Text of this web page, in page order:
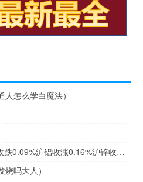
怎么学白魔法）
国际铜夜盘收跌0.25%沪铜收跌0.09%沪铝收涨0.16%沪锌收跌0.55%沪铅收涨0.28%沪镍收涨0.91%沪锡收跌0.15%氧化铝夜盘收跌0.14%不锈钢夜盘收涨0.29%
吗大人）